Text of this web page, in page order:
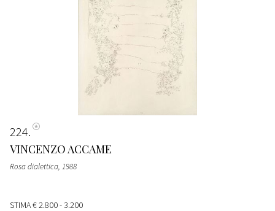
224
VINCENZO ACCAME
Rosa dialettica, 1988
STIMA€ 2.800 - 3.200